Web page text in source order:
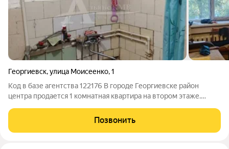
Георгиевск,улица Моисеенко,1
Код в базе агентства 122176 В городе Георгиевске район
центра продается 1 комнатная квартира на втором этаже.
ремонт можно сделать на свой вкус новым собственникам.
Позвонить